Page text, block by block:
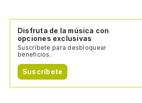
Disfruta de la música con
opciones exclusivas
Suscríbete para desbloquear
beneficios.
Suscríbete